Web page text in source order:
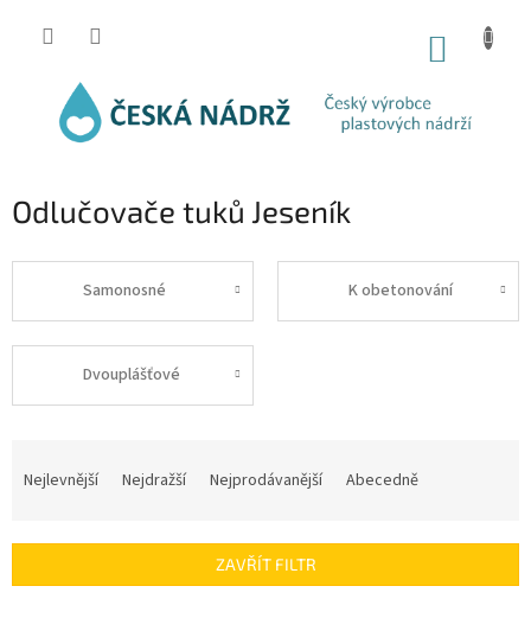
Odlučovače tuků Jeseník
Samonosné K obetonování
Dvouplášťové
í
Nejlevnější Nejdražší Nejprodávanější Abecedně
ZAVŘÍT FILTR